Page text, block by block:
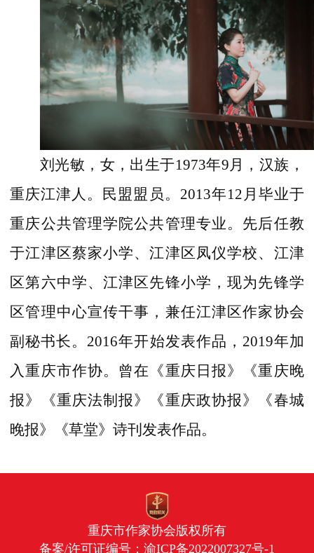
刘光敏，女，出生于1973年9月，汉族，
重庆江津人。民盟盟员。2013年12月毕业于
重庆公共管理学院公共管理专业。先后任教
于江津区蔡家小学、江津区凤仪学校、江津
区第六中学、江津区先锋小学，现为先锋学
区管理中心宣传干事，兼任江津区作家协会
副秘书长。2016年开始发表作品，2019年加
入重庆市作协。曾在《重庆日报》《重庆晚
报》《重庆法制报》《重庆政协报》《春城
晚报》《草堂》诗刊发表作品。
重庆市作家协会版权所有
备案/许可证编号： 渝ICP备2022007327号-1